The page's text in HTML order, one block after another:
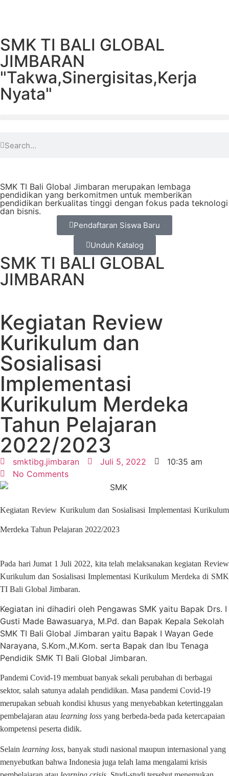
SMK TI BALI GLOBAL
JIMBARAN
"Takwa,Sinergisitas,Kerja
Nyata"
SMK TI Bali Global Jimbaran merupakan lembaga
pendidikan yang berkomitmen untuk memberikan
pendidikan berkualitas tinggi dengan fokus pada teknologi
dan bisnis.
Pendaftaran Siswa Baru
Unduh Katalog
SMK TI BALI GLOBAL
JIMBARAN
Kegiatan Review
Kurikulum dan
Sosialisasi
Implementasi
Kurikulum Merdeka
Tahun Pelajaran
2022/2023
smktibg.jimbaran Juli 5, 2022
10:35 am
No Comments
Kegiatan Review Kurikulum dan Sosialisasi Implementasi Kurikulum
Merdeka Tahun Pelajaran 2022/2023
Pada hari Jumat 1 Juli 2022, kita telah melaksanakan kegiatan Review
Kurikulum dan Sosialisasi Implementasi Kurikulum Merdeka di SMK
TI Bali Global Jimbaran.
Kegiatan ini dihadiri oleh Pengawas SMK yaitu Bapak Drs. I
Gusti Made Bawasuarya, M.Pd. dan Bapak Kepala Sekolah
SMK TI Bali Global Jimbaran yaitu Bapak I Wayan Gede
Narayana, S.Kom.,M.Kom. serta Bapak dan Ibu Tenaga
Pendidik SMK TI Bali Global Jimbaran.
Pandemi Covid-19 membuat banyak sekali perubahan di berbagai
sektor, salah satunya adalah pendidikan. Masa pandemi Covid-19
merupakan sebuah kondisi khusus yang menyebabkan ketertinggalan
pembelajaran atau learning loss yang berbeda-beda pada ketercapaian
kompetensi peserta didik.
Selain learning loss, banyak studi nasional maupun internasional yang
menyebutkan bahwa Indonesia juga telah lama mengalami krisis